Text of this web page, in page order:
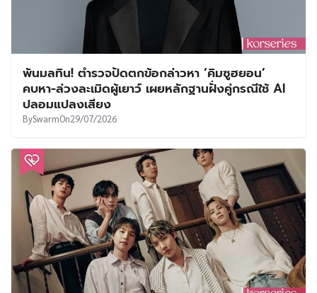
พ้นมลทิน! ตำรวจปัดตกข้อกล่าวหา ‘คิมซูฮยอน’
คบหา-ล่วงละเมิดผู้เยาว์ เผยหลักฐานฝั่งคู่กรณีใช้ AI
ปลอมแปลงเสียง
BySwarmOn29/07/2026